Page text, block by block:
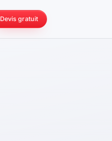
Devis gratuit